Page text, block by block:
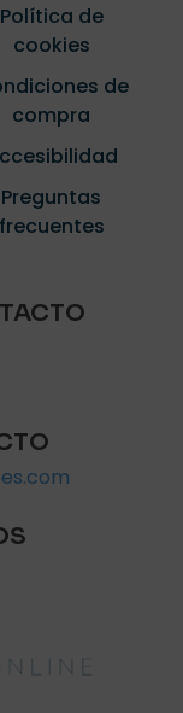
Política de
cookies
de
compra
Preguntas
frecuentes